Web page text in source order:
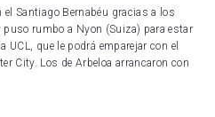
Santiago Bernabéu gracias a los
rumbo a Nyon (Suiza) para estar
UCL, que le podrá emparejar con el
City. Los de Arbeloa arrancaron con